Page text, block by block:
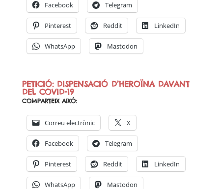
Facebook Telegram
Pinterest Reddit LinkedIn
WhatsApp Mastodon
PETICIÓ: DISPENSACIÓ D’HEROÏNA DAVANT
DEL COVID-19
COMPARTEIX AIXÒ:
Correu electrònic X
Facebook Telegram
Pinterest Reddit LinkedIn
WhatsApp Mastodon